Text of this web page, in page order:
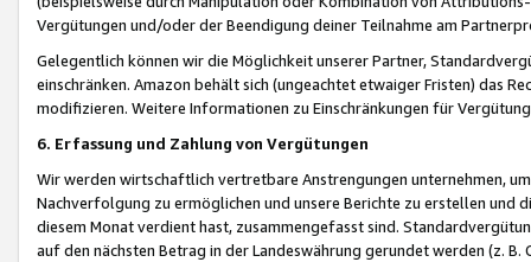
Vergütungen und/oder der Beendigung deiner Teilnahme am
Gelegentlich können wir die Möglichkeit unserer Partner,
einschränken. Amazon behält sich (ungeachtet etwaiger Fristen) das
modifizieren. Weitere Informationen zu Einschränkungen für
6. Erfassung und Zahlung von Vergütungen
Wir werden wirtschaftlich vertretbare Anstrengungen unternehmen,
Nachverfolgung zu ermöglichen und unsere Berichte zu erstellen und
diesem Monat verdient hast, zusammengefasst sind.
auf den nächsten Betrag in der Landeswährung gerundet werden (z.